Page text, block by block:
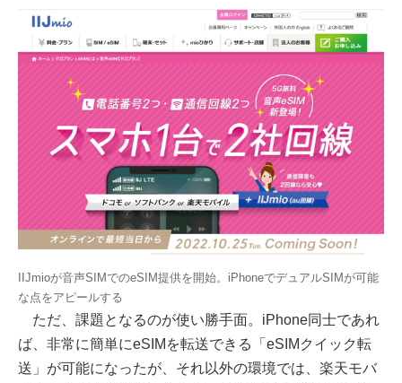
IIJmioが音声SIMでのeSIM提供を開始。iPhoneでデュアルSIMが可能
な点をアピールする
ただ、課題となるのが使い勝手面。iPhone同士であれ
ば、非常に簡単にeSIMを転送できる「eSIMクイック転
送」が可能になったが、それ以外の環境では、楽天モバ